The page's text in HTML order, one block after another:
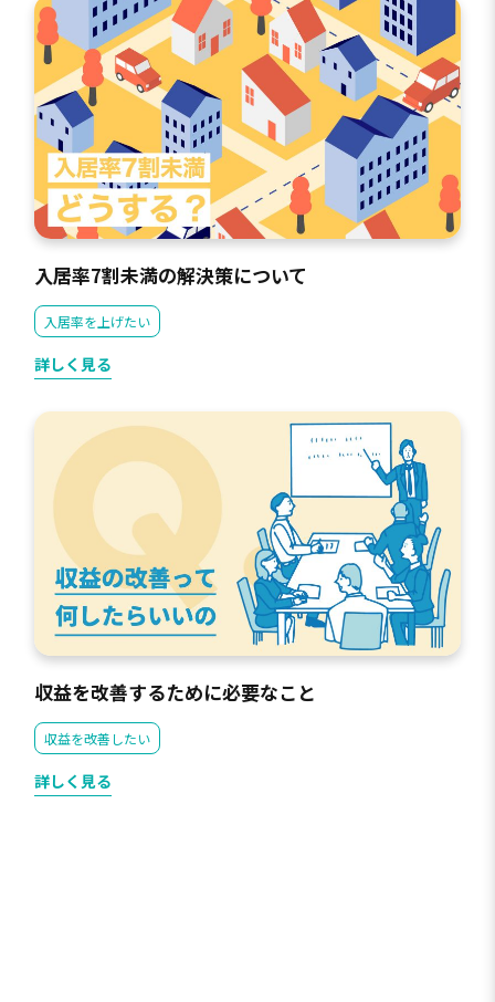
入居率7割未満の解決策について
入居率を上げたい
詳しく見る
収益を改善するために必要なこと
収益を改善したい
詳しく見る